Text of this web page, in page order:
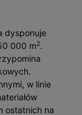
dysponuje
000 m2.
w linie
ostatnich na